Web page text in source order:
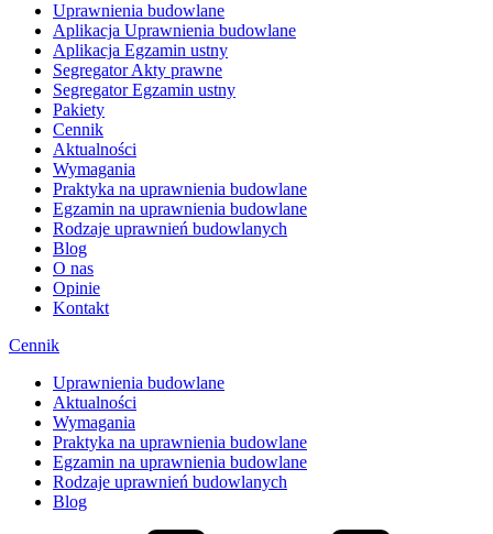
Uprawnienia budowlane
Aplikacja Uprawnienia budowlane
Aplikacja Egzamin ustny
Segregator Akty prawne
Segregator Egzamin ustny
Pakiety
Cennik
Aktualności
Wymagania
Praktyka na uprawnienia budowlane
Egzamin na uprawnienia budowlane
Rodzaje uprawnień budowlanych
Blog
O nas
Opinie
Kontakt
Cennik
Uprawnienia budowlane
Aktualności
Wymagania
Praktyka na uprawnienia budowlane
Egzamin na uprawnienia budowlane
Rodzaje uprawnień budowlanych
Blog